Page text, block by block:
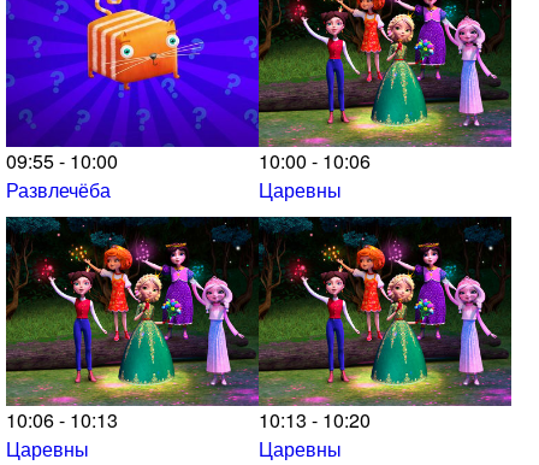
09:55 - 10:00
Развлечёба
10:00 - 10:06
Царевны
10:06 - 10:13
Царевны
10:13 - 10:20
Царевны